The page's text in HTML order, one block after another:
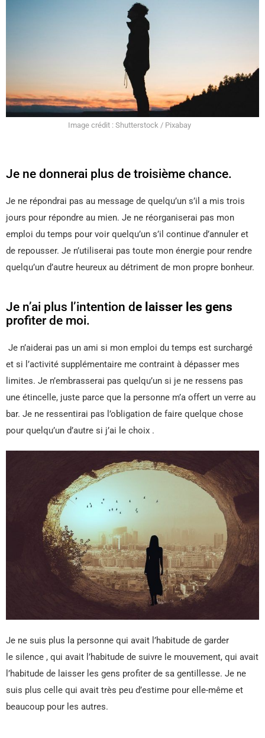
Image crédit : Shutterstock / Pixabay
Je ne donnerai plus de troisième chance.
Je ne répondrai pas au message de quelqu’un s’il a mis trois
jours pour répondre au mien. Je ne réorganiserai pas mon
emploi du temps pour voir quelqu’un s’il continue d’annuler et
de repousser. Je n’utiliserai pas toute mon énergie pour rendre
quelqu’un d’autre heureux au détriment de mon propre bonheur.
Je n’ai plus l’intention de laisser les gens
profiter de moi.
Je n’aiderai pas un ami si mon emploi du temps est surchargé
et si l’activité supplémentaire me contraint à dépasser mes
limites. Je n’embrasserai pas quelqu’un si je ne ressens pas
une étincelle, juste parce que la personne m’a offert un verre au
bar. Je ne ressentirai pas l’obligation de faire quelque chose
pour quelqu’un d’autre si j’ai le choix .
Je ne suis plus la personne qui avait l’habitude de garder
le silence , qui avait l’habitude de suivre le mouvement, qui avait
l’habitude de laisser les gens profiter de sa gentillesse. Je ne
suis plus celle qui avait très peu d’estime pour elle-même et
beaucoup pour les autres.